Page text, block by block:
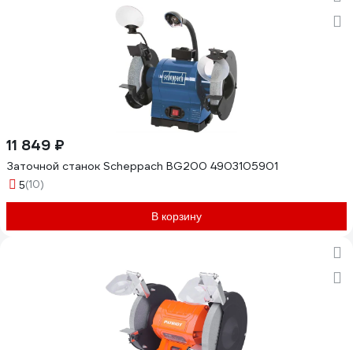
11 849 ₽
Заточной станок Scheppach BG200 4903105901
5(10)
В корзину